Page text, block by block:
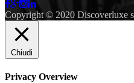
Copyright © 2020 Discoverluxe
Chiudi
Privacy Overview